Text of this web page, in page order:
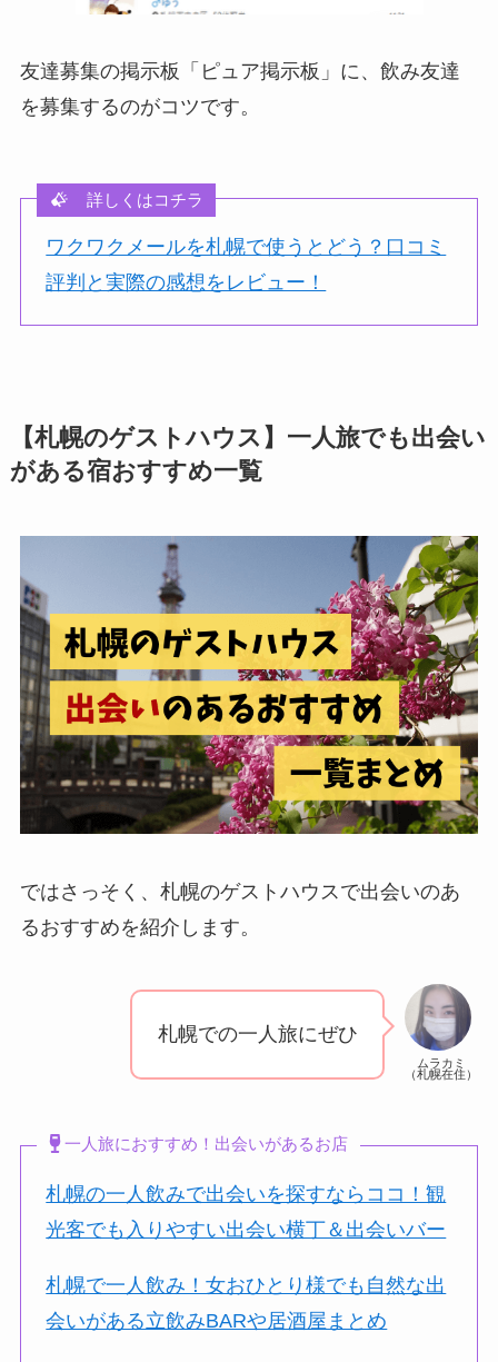
友達募集の掲示板「ピュア掲示板」に、飲み友達
を募集するのがコツです。
詳しくはコチラ
ワクワクメールを札幌で使うとどう？口コミ
評判と実際の感想をレビュー！
【札幌のゲストハウス】一人旅でも出会い
がある宿おすすめ一覧
ではさっそく、札幌のゲストハウスで出会いのあ
るおすすめを紹介します。
ムラカミ
（札幌在住）
札幌での一人旅にぜひ
一人旅におすすめ！出会いがあるお店
札幌の一人飲みで出会いを探すならココ！観
光客でも入りやすい出会い横丁＆出会いバー
札幌で一人飲み！女おひとり様でも自然な出
会いがある立飲みBARや居酒屋まとめ